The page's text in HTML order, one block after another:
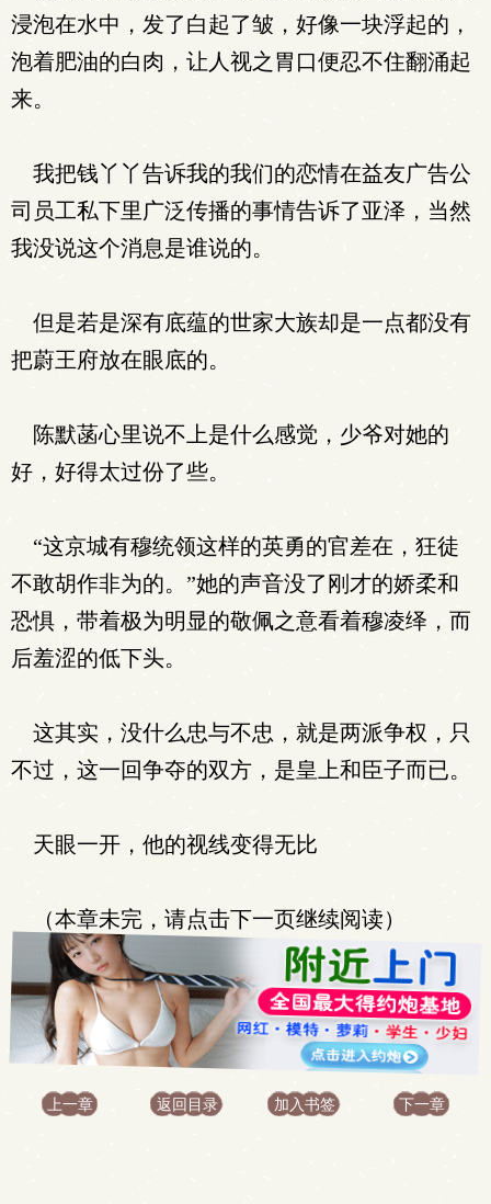
浸泡在水中，发了白起了皱，好像一块浮起的，
泡着肥油的白肉，让人视之胃口便忍不住翻涌起
来。
我把钱丫丫告诉我的我们的恋情在益友广告公
司员工私下里广泛传播的事情告诉了亚泽，当然
我没说这个消息是谁说的。
但是若是深有底蕴的世家大族却是一点都没有
把蔚王府放在眼底的。
陈默菡心里说不上是什么感觉，少爷对她的
好，好得太过份了些。
“这京城有穆统领这样的英勇的官差在，狂徒
不敢胡作非为的。”她的声音没了刚才的娇柔和
恐惧，带着极为明显的敬佩之意看着穆凌绎，而
后羞涩的低下头。
这其实，没什么忠与不忠，就是两派争权，只
不过，这一回争夺的双方，是皇上和臣子而已。
天眼一开，他的视线变得无比
（本章未完，请点击下一页继续阅读）
上一章 返回目录 加入书签 下一章